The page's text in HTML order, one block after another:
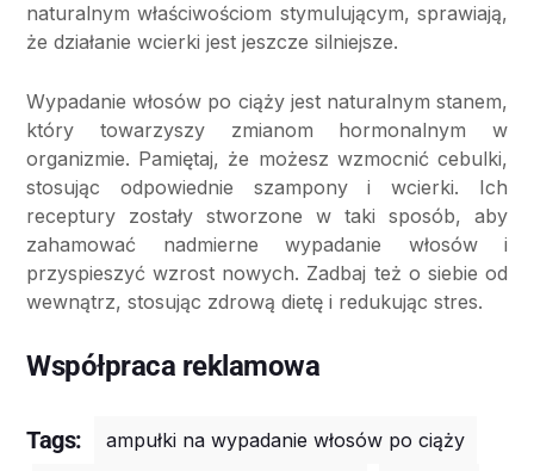
naturalnym właściwościom stymulującym, sprawiają,
że działanie wcierki jest jeszcze silniejsze.
Wypadanie włosów po ciąży jest naturalnym stanem,
który towarzyszy zmianom hormonalnym w
organizmie. Pamiętaj, że możesz wzmocnić cebulki,
stosując odpowiednie szampony i wcierki. Ich
receptury zostały stworzone w taki sposób, aby
zahamować nadmierne wypadanie włosów i
przyspieszyć wzrost nowych. Zadbaj też o siebie od
wewnątrz, stosując zdrową dietę i redukując stres.
Współpraca reklamowa
Tags:
ampułki na wypadanie włosów po ciąży